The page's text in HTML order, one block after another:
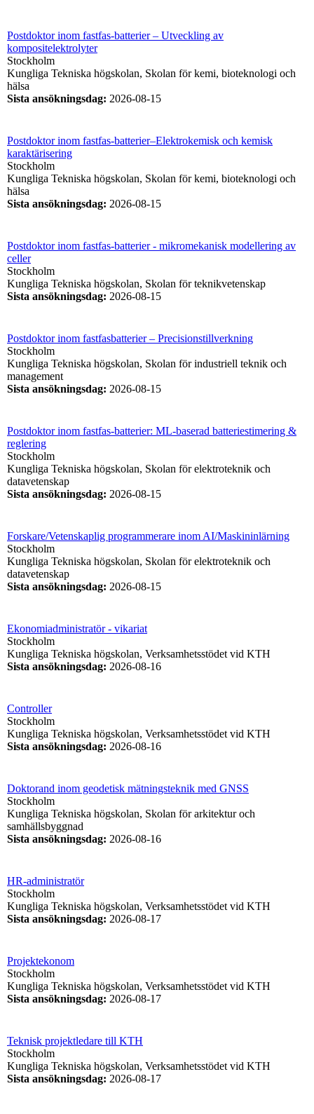
Postdoktor inom fastfas-batterier – Utveckling av
kompositelektrolyter
Stockholm
Kungliga Tekniska högskolan, Skolan för kemi, bioteknologi och
hälsa
Sista ansökningsdag: 2026-08-15
Postdoktor inom fastfas-batterier–Elektrokemisk och kemisk
karaktärisering
Stockholm
Kungliga Tekniska högskolan, Skolan för kemi, bioteknologi och
hälsa
Sista ansökningsdag: 2026-08-15
Postdoktor inom fastfas-batterier - mikromekanisk modellering av
celler
Stockholm
Kungliga Tekniska högskolan, Skolan för teknikvetenskap
Sista ansökningsdag: 2026-08-15
Postdoktor inom fastfasbatterier – Precisionstillverkning
Stockholm
Kungliga Tekniska högskolan, Skolan för industriell teknik och
management
Sista ansökningsdag: 2026-08-15
Postdoktor inom fastfas-batterier: ML-baserad batteriestimering &
reglering
Stockholm
Kungliga Tekniska högskolan, Skolan för elektroteknik och
datavetenskap
Sista ansökningsdag: 2026-08-15
Forskare/Vetenskaplig programmerare inom AI/Maskininlärning
Stockholm
Kungliga Tekniska högskolan, Skolan för elektroteknik och
datavetenskap
Sista ansökningsdag: 2026-08-15
Ekonomiadministratör - vikariat
Stockholm
Kungliga Tekniska högskolan, Verksamhetsstödet vid KTH
Sista ansökningsdag: 2026-08-16
Controller
Stockholm
Kungliga Tekniska högskolan, Verksamhetsstödet vid KTH
Sista ansökningsdag: 2026-08-16
Doktorand inom geodetisk mätningsteknik med GNSS
Stockholm
Kungliga Tekniska högskolan, Skolan för arkitektur och
samhällsbyggnad
Sista ansökningsdag: 2026-08-16
HR-administratör
Stockholm
Kungliga Tekniska högskolan, Verksamhetsstödet vid KTH
Sista ansökningsdag: 2026-08-17
Projektekonom
Stockholm
Kungliga Tekniska högskolan, Verksamhetsstödet vid KTH
Sista ansökningsdag: 2026-08-17
Teknisk projektledare till KTH
Stockholm
Kungliga Tekniska högskolan, Verksamhetsstödet vid KTH
Sista ansökningsdag: 2026-08-17